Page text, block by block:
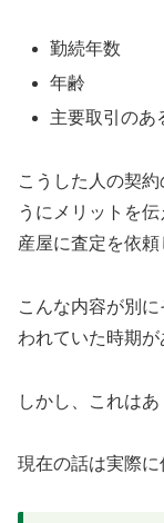
勤続年数
年齢
主要取引のあ
こうした人の契
うにメリットを
産屋に査定を依頼
こんな内容が別
われていた時期が
しかし、これはあ
現在の話は実際に